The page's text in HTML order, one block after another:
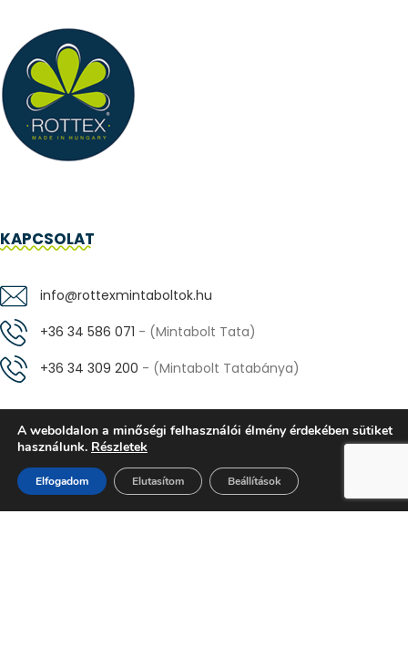
KAPCSOLAT
info@rottexmintaboltok.hu
+36 34 586 071 - (Mintabolt Tata)
+36 34 309 200 - (Mintabolt Tatabánya)
ÜZLETEINK
Rottex Mintabolt -TATA
(Táncsis Mihály utca 2.)
BoltKosárFiókom
A weboldalon a minőségi felhasználói élmény érdekében sütiket
használunk. Részletek
Elfogadom Elutasítom Beállítások